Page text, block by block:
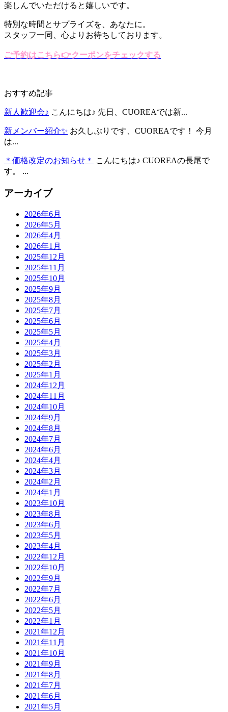
楽しんでいただけると嬉しいです。
特別な時間とサプライズを、あなたに。
スタッフ一同、心よりお待ちしております。
ご予約はこちら👉クーポンをチェックする
おすすめ記事
新人歓迎会♪ こんにちは♪ 先日、CUOREAでは新...
新メンバー紹介✨ お久しぶりです、CUOREAです！ 今月
は...
＊価格改定のお知らせ＊
こんにちは♪ CUOREAの長尾で
す。 ...
アーカイブ
2026年6月
2026年5月
2026年4月
2026年1月
2025年12月
2025年11月
2025年10月
2025年9月
2025年8月
2025年7月
2025年6月
2025年5月
2025年4月
2025年3月
2025年2月
2025年1月
2024年12月
2024年11月
2024年10月
2024年9月
2024年8月
2024年7月
2024年6月
2024年4月
2024年3月
2024年2月
2024年1月
2023年10月
2023年8月
2023年6月
2023年5月
2023年4月
2022年12月
2022年10月
2022年9月
2022年7月
2022年6月
2022年5月
2022年1月
2021年12月
2021年11月
2021年10月
2021年9月
2021年8月
2021年7月
2021年6月
2021年5月